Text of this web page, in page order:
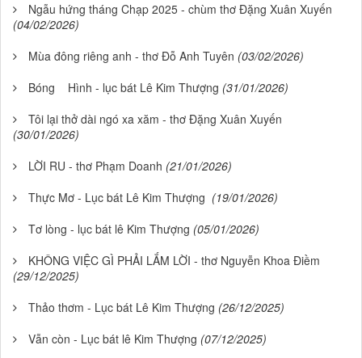
Ngẫu hứng tháng Chạp 2025 - chùm thơ Đặng Xuân Xuyến
(04/02/2026)
Mùa đông riêng anh - thơ Đỗ Anh Tuyên (03/02/2026)
Bóng Hình - lục bát Lê Kim Thượng (31/01/2026)
Tôi lại thở dài ngó xa xăm - thơ Đặng Xuân Xuyến
(30/01/2026)
LỜI RU - thơ Phạm Doanh (21/01/2026)
Thực Mơ - Lục bát Lê Kim Thượng (19/01/2026)
Tơ lòng - lục bát lê Kim Thượng (05/01/2026)
KHÔNG VIỆC GÌ PHẢI LẮM LỜI - thơ Nguyễn Khoa Điềm
(29/12/2025)
Thảo thơm - Lục bát Lê Kim Thượng (26/12/2025)
Vẫn còn - Lục bát lê Kim Thượng (07/12/2025)